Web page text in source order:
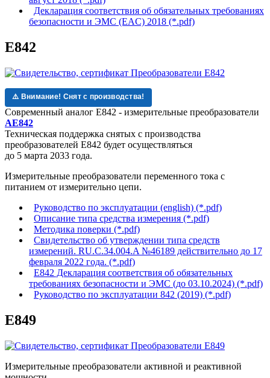
Декларация соответствия об обязательных требованиях
безопасности и ЭМС (EAC) 2018 (*.pdf)
Е842
⚠️ Внимание! Снят с производства!
Современный аналог Е842 - измерительные преобразователи
АЕ842
Техническая поддержка снятых с производства
преобразователей Е842 будет осуществляться
до 5 марта 2033 года.
Измерительные преобразователи переменного тока с
питанием от измерительно цепи.
Руководство по эксплуатации (english) (*.pdf)
Описание типа средства измерения (*.pdf)
Методика поверки (*.pdf)
Свидетельство об утверждении типа средств
измерений. RU.C.34.004.A №46189 действительно до 17
февраля 2022 года. (*.pdf)
Е842 Декларация соответствия об обязательных
требованиях безопасности и ЭМС (до 03.10.2024) (*.pdf)
Руководство по эксплуатации 842 (2019) (*.pdf)
Е849
Измерительные преобразователи активной и реактивной